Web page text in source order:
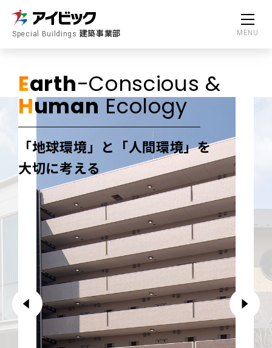
Special Buildings 建築事業部 MENU
Earth-Conscious &
HumanEcology
「地球環境」と「人間環境」を
大切に考える